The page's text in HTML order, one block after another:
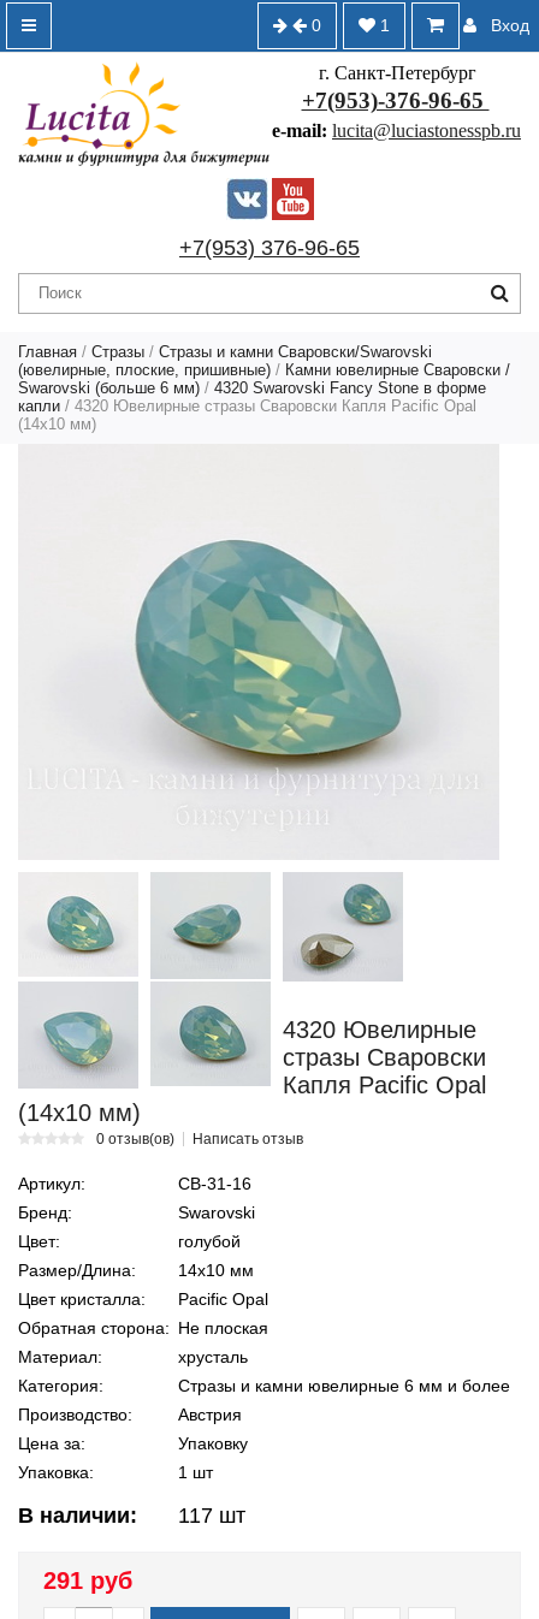
Вход
1
0
г. Санкт-Петербург
+7(953)-376-96-65
e-mail: lucita@luciastonesspb.ru
+7(953) 376-96-65
Главная / Стразы / Стразы и камни Сваровски/Swarovski
(ювелирные, плоские, пришивные) / Камни ювелирные Сваровски /
Swarovski (больше 6 мм) / 4320 Swarovski Fancy Stone в форме
капли / 4320 Ювелирные стразы Сваровски Капля Pacific Opal
(14х10 мм)
4320 Ювелирные
стразы Сваровски
Капля Pacific Opal
(14х10 мм)
0 отзыв(ов) Написать отзыв
Артикул:
СВ-31-16
Бренд:
Swarovski
Цвет:
голубой
Размер/Длина:
14х10 мм
Цвет кристалла:
Pacific Opal
Обратная сторона: Не плоская
Материал:
хрусталь
Категория:
Стразы и камни ювелирные 6 мм и более
Производство:
Австрия
Цена за:
Упаковку
Упаковка:
1 шт
В наличии: 117 шт
291 руб